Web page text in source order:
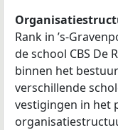
Rank in ’s-
de school CBS De
binnen het
verschillende
vestigingen in het